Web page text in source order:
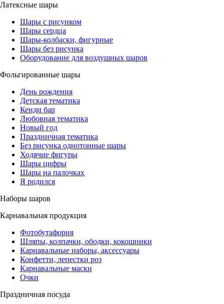
Латексные шары
Шары с рисунком
Шары сердца
Шары-колбаски, фигурные
Шары без рисунка
Оборудование для воздушных шаров
Фольгированные шары
День рождения
Детская тематика
Кенди бар
Любовная тематика
Новый год
Праздничная тематика
Без рисунка однотонные шары
Ходячие фигуры
Шары цифры
Шары на палочках
Я родился
Наборы шаров
Карнавальная продукция
Фотобутафория
Шляпы, колпачки, ободки, кокошники
Карнавальные наборы, аксессуары
Конфетти, лепестки роз
Карнавальные маски
Очки
Праздничная посуда